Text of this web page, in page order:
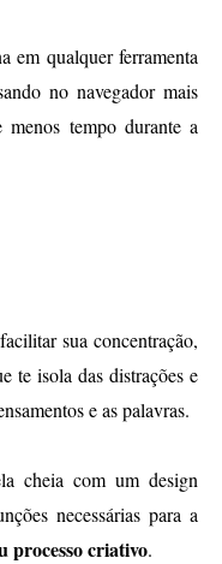
em qualquer ferramenta
no navegador mais
tempo durante a
sua concentração,
te isola das distrações e
e as palavras.
cheia com um design
necessárias para a
processo criativo.